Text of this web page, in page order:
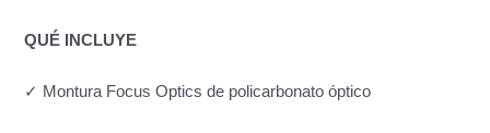
QUÉ INCLUYE
✓ Montura Focus Optics de policarbonato óptico